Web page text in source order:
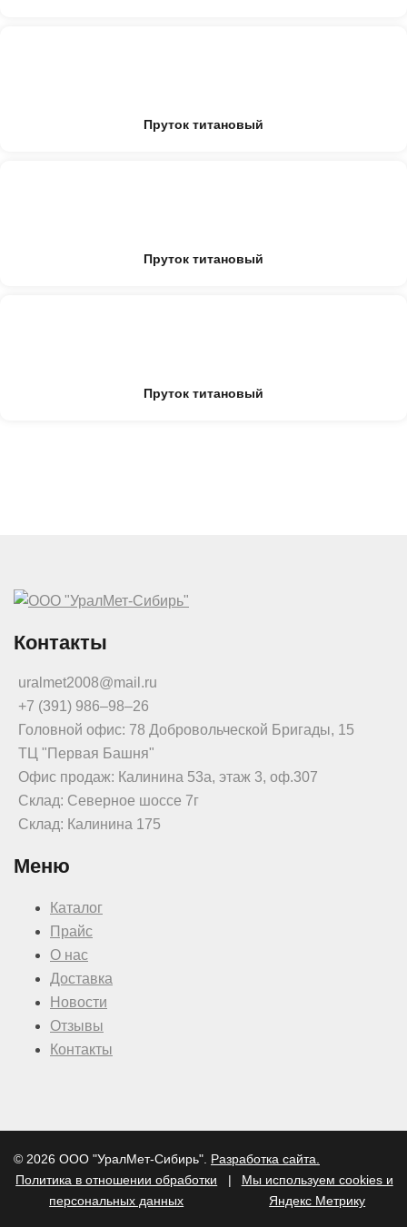
Пруток титановый
Пруток титановый
Пруток титановый
Контакты
uralmet2008@mail.ru
+7 (391) 986‒98‒26
Головной офис: 78 Добровольческой Бригады, 15
ТЦ "Первая Башня"
Офис продаж: Калинина 53а, этаж 3, оф.307
Склад: Северное шоссе 7г
Склад: Калинина 175
Меню
Каталог
Прайс
О нас
Доставка
Новости
Отзывы
Контакты
© 2026 ООО "УралМет-Сибирь". Разработка сайта.
Политика в отношении обработки
персональных данных
|
Мы используем cookies и
Яндекс Метрику